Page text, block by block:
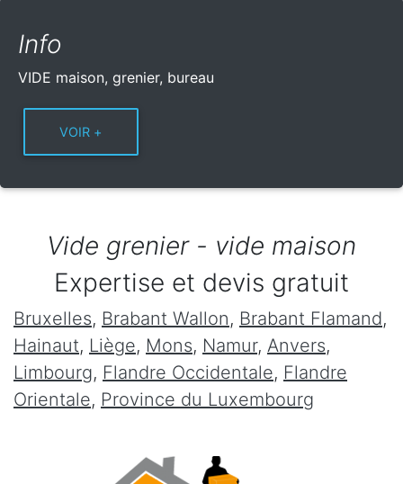
Info
VIDE maison, grenier, bureau
Vide grenier - vide maison
Expertise et devis gratuit
Bruxelles, Brabant Wallon, Brabant Flamand,
Hainaut, Liège, Mons, Namur, Anvers,
Limbourg, Flandre Occidentale, Flandre
Orientale, Province du Luxembourg